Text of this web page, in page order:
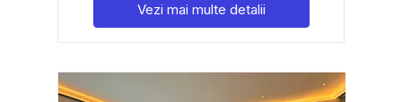
Vezi mai multe detalii